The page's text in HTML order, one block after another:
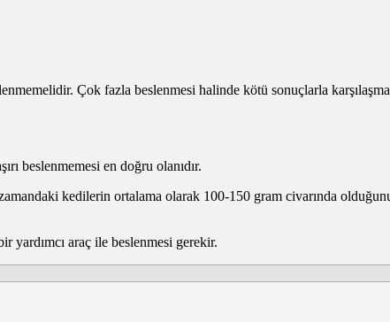
Çok fazla beslenmesi halinde kötü sonuçlarla
beslenmemesi en doğru olanıdır.
kedilerin ortalama olarak 100-150 gram civarında
yardımcı araç ile beslenmesi gerekir.